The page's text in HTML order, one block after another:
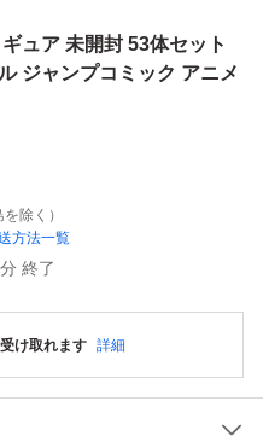
セット
ュア 未開封 53体セット
ジャンプコミック アニメ
除く）
方法一覧
終了
け取れます 詳細